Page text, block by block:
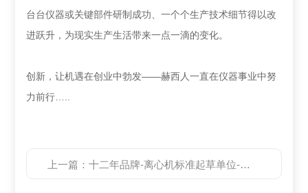
台台仪器或关键部件研制成功、一个个生产技术细节得以改
进跃升，为现实生产生活带来一点一滴的变化。
创新，让机遇在创业中勃发——赫西人一直在仪器事业中努
力前行…..
上一篇：十二年品牌-离心机标准起草单位-赫西仪器诚招经销商代理商